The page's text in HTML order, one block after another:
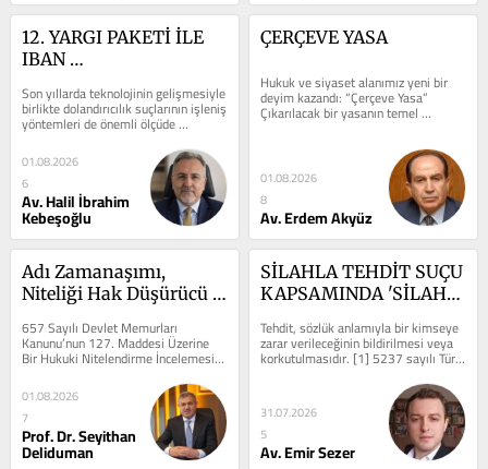
12. YARGI PAKETİ İLE
IBAN
CEZA İNDİRİMİ
DÜZENLEMESİ:
KAPSAMI, ŞARTLARI
VE UYGULAMADAKİ
MUHTEMEL
SORUNLAR
Son yıllarda teknolojinin gelişmesiyle
birlikte dolandırıcılık suçlarının işleniş
yöntemleri de önemli ölçüde
değişmiştir....
01.08.2026
6
Av. Halil İbrahim
Kebeşoğlu
ÇERÇEVE YASA
Hukuk ve siyaset alanımız yeni bir
deyim kazandı: “Çerçeve Yasa”
Çıkarılacak bir yasanın temel
kurallarını, kapsama alanını açık ve...
01.08.2026
8
Av. Erdem Akyüz
Adı Zamanaşımı,
Niteliği Hak Düşürücü
657 Sayılı Devlet Memurları
Kanunu’nun 127. Maddesi Üzerine
Bir Hukuki Nitelendirme İncelemesi
verilen...
01.08.2026
7
Prof. Dr. Seyithan
Deliduman
SİLAHLA TEHDİT SUÇU
KAPSAMINDA 'SİLAH'
KARARLARI
Tehdit, sözlük anlamıyla bir kimseye
zarar verileceğinin bildirilmesi veya
korkutulmasıdır. [1] 5237 sayılı Türk
Ceza Kanunu'nun 106....
31.07.2026
5
Av. Emir Sezer